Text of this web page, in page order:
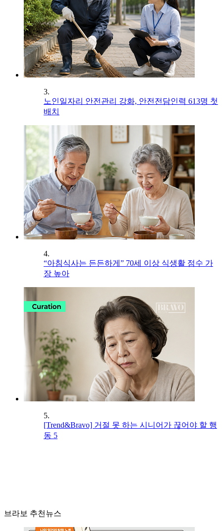
3.
노인일자리 안전관리 강화, 안전전담인력 613명 첫
배치
4.
“아침식사는 든든하게” 70세 이상 식생활 점수 가
장 높아
5.
[Trend&Bravo] 거절 못 하는 시니어가 끊어야 할 행
동 5
브라보 추천뉴스